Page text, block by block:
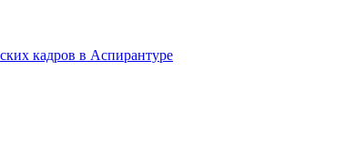
кадров в Аспирантуре